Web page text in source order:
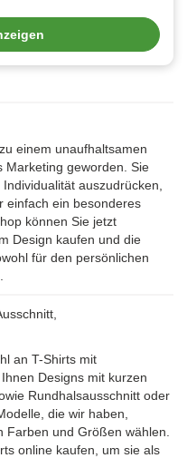
einem unaufhaltsamen
Marketing geworden. Sie
auszudrücken,
einfach ein besonderes
können Sie jetzt
Design kaufen und die
für den persönlichen
an T-Shirts mit
Designs mit kurzen
Rundhalsausschnitt oder
die wir haben,
Farben und Größen wählen.
online kaufen, um sie als